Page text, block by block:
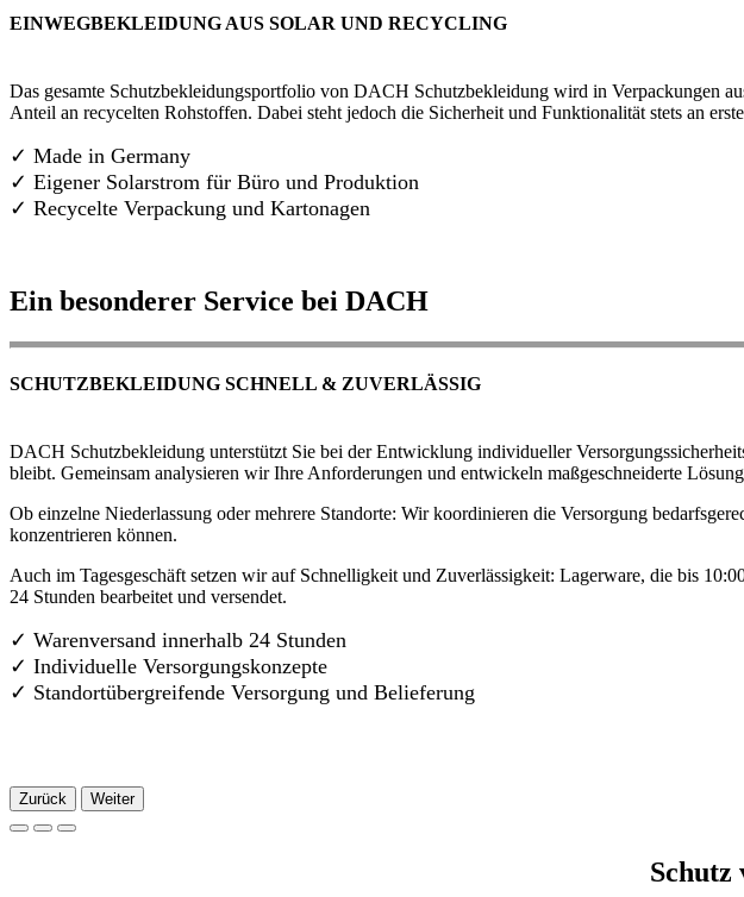
EINWEGBEKLEIDUNG AUS SOLAR UND RECYCLING
Das gesamte Schutzbekleidungsportfolio von DACH Schutzbekleidung wird in Verpackungen
Anteil an recycelten Rohstoffen. Dabei steht jedoch die Sicherheit und Funktionalität stets an
✓ Made in Germany
✓ Eigener Solarstrom für Büro und Produktion
✓ Recycelte Verpackung und Kartonagen
Ein besonderer Service bei DACH
SCHUTZBEKLEIDUNG SCHNELL & ZUVERLÄSSIG
DACH Schutzbekleidung unterstützt Sie bei der Entwicklung individueller
bleibt. Gemeinsam analysieren wir Ihre Anforderungen und entwickeln maßgeschneiderte
Ob einzelne Niederlassung oder mehrere Standorte: Wir koordinieren die Versorgung
konzentrieren können.
Auch im Tagesgeschäft setzen wir auf Schnelligkeit und Zuverlässigkeit: Lagerware, die bis
24 Stunden bearbeitet und versendet.
✓ Warenversand innerhalb 24 Stunden
✓ Individuelle Versorgungskonzepte
✓ Standortübergreifende Versorgung und Belieferung
Zurück Weiter
Schutz